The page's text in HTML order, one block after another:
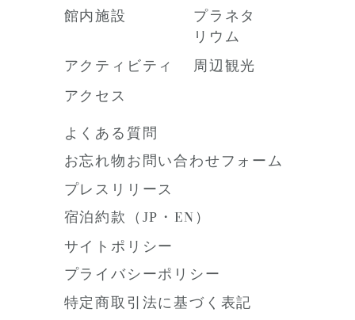
館内施設
プラネタ
リウム
アクティビティ
周辺観光
アクセス
よくある質問
お忘れ物お問い合わせフォーム
プレスリリース
宿泊約款（ JP ・ EN ）
サイトポリシー
プライバシーポリシー
特定商取引法に基づく表記